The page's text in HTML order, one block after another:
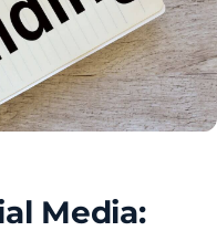
Media: